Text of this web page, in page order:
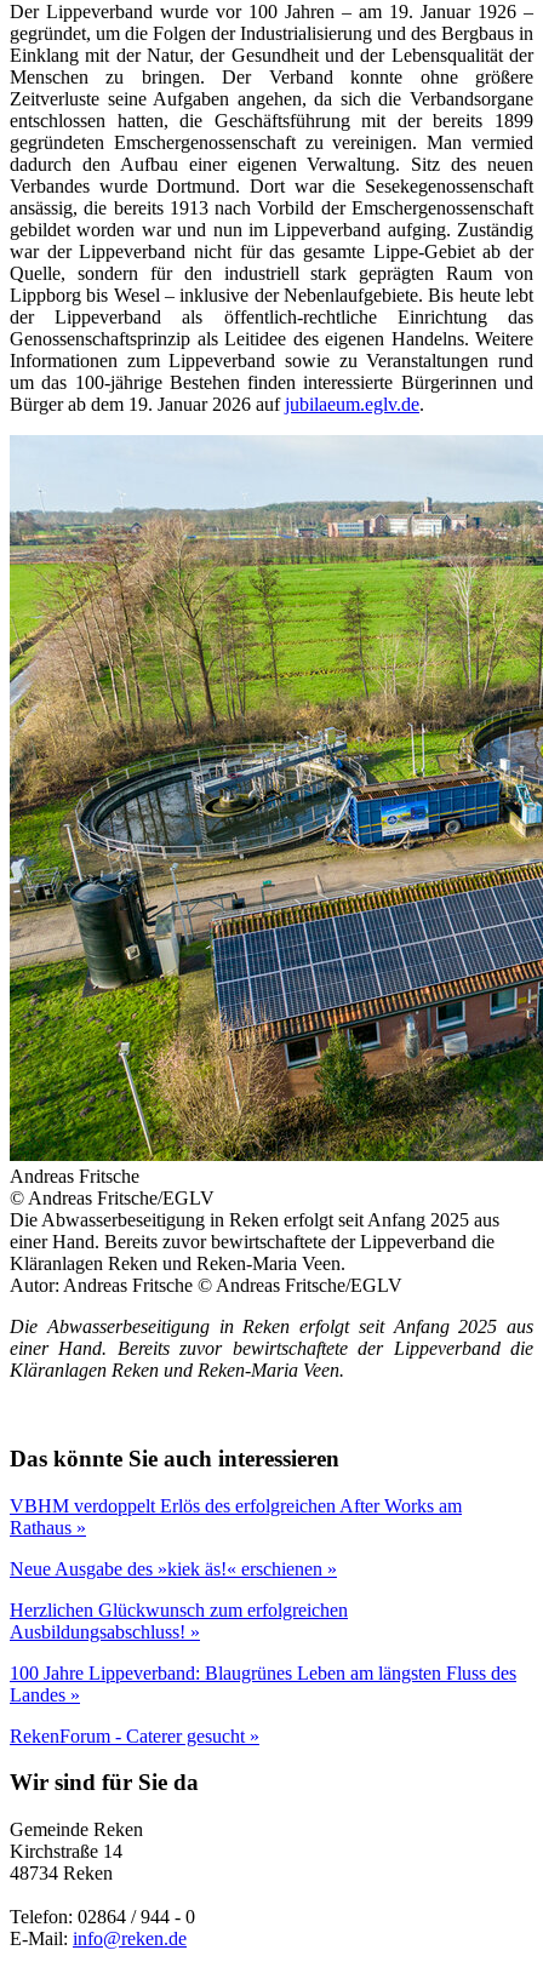
Der Lippeverband wurde vor 100 Jahren – am 19. Januar 1926 –
gegründet, um die Folgen der Industrialisierung und des Bergbaus in
Einklang mit der Natur, der Gesundheit und der Lebensqualität der
Menschen zu bringen. Der Verband konnte ohne größere
Zeitverluste seine Aufgaben angehen, da sich die Verbandsorgane
entschlossen hatten, die Geschäftsführung mit der bereits 1899
gegründeten Emschergenossenschaft zu vereinigen. Man vermied
dadurch den Aufbau einer eigenen Verwaltung. Sitz des neuen
Verbandes wurde Dortmund. Dort war die Sesekegenossenschaft
ansässig, die bereits 1913 nach Vorbild der Emschergenossenschaft
gebildet worden war und nun im Lippeverband aufging. Zuständig
war der Lippeverband nicht für das gesamte Lippe-Gebiet ab der
Quelle, sondern für den industriell stark geprägten Raum von
Lippborg bis Wesel – inklusive der Nebenlaufgebiete. Bis heute lebt
der Lippeverband als öffentlich-rechtliche Einrichtung das
Genossenschaftsprinzip als Leitidee des eigenen Handelns. Weitere
Informationen zum Lippeverband sowie zu Veranstaltungen rund
um das 100-jährige Bestehen finden interessierte Bürgerinnen und
Bürger ab dem 19. Januar 2026 aufjubilaeum.eglv.de.
Andreas Fritsche
© Andreas Fritsche/EGLV
Die Abwasserbeseitigung in Reken erfolgt seit Anfang 2025 aus
einer Hand. Bereits zuvor bewirtschaftete der Lippeverband die
Kläranlagen Reken und Reken-Maria Veen.
Autor: Andreas Fritsche © Andreas Fritsche/EGLV
Die Abwasserbeseitigung in Reken erfolgt seit Anfang 2025 aus
einer Hand. Bereits zuvor bewirtschaftete der Lippeverband die
Kläranlagen Reken und Reken-Maria Veen.
Das könnte Sie auch interessieren
VBHM verdoppelt Erlös des erfolgreichen After Works am
Rathaus »
Neue Ausgabe des »kiek äs!« erschienen »
Herzlichen Glückwunsch zum erfolgreichen
Ausbildungsabschluss! »
100 Jahre Lippeverband: Blaugrünes Leben am längsten Fluss des
Landes »
RekenForum - Caterer gesucht »
Wir sind für Sie da
Gemeinde Reken
Kirchstraße 14
48734 Reken
Telefon: 02864 / 944 - 0
E-Mail: info@reken.de